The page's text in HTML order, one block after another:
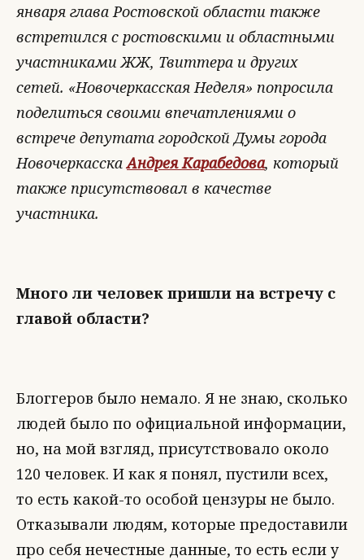
января глава Ростовской области также
встретился с ростовскими и областными
участниками ЖЖ, Твиттера и других
сетей. «Новочеркасская Неделя» попросила
поделиться своими впечатлениями о
встрече депутата городской Думы города
НовочеркасскаАндрея Карабедова, который
также присутствовал в качестве
участника.
Много ли человек пришли на встречу с
главой области?
Блоггеров было немало. Я не знаю, сколько
людей было по официальной информации,
но, на мой взгляд, присутствовало около
120 человек. И как я понял, пустили всех,
то есть какой-то особой цензуры не было.
Отказывали людям, которые предоставили
про себя нечестные данные, то есть если у